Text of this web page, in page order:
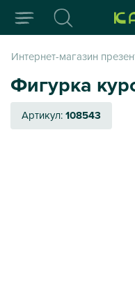
Интернет-магазин
Фигурка
Артикул:108543